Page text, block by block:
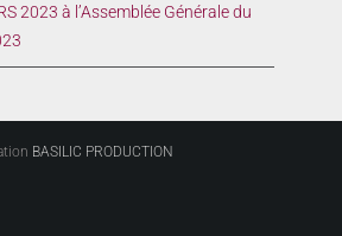
2023 à l’Assemblée Générale du
BASILIC PRODUCTION